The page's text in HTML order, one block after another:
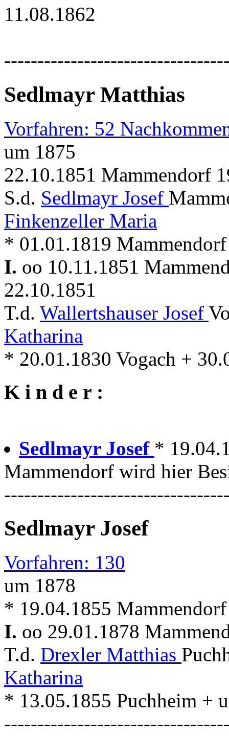
11.08.1862
Sedlmayr Matthias
Vorfahren: 52
um 1875
22.10.1851 Mammendorf
S.d. Sedlmayr Josef
Finkenzeller Maria
* 01.01.1819
I. oo 10.11.1851
22.10.1851
T.d. Wallertshauser Josef
Katharina
* 20.01.1830 Vogach +
K i n d e r :
Sedlmayr Josef *
Mammendorf wird hier
Sedlmayr Josef
Vorfahren: 130
um 1878
* 19.04.1855
I. oo 29.01.1878
T.d. Drexler Matthias
Katharina
* 13.05.1855 Puchheim +